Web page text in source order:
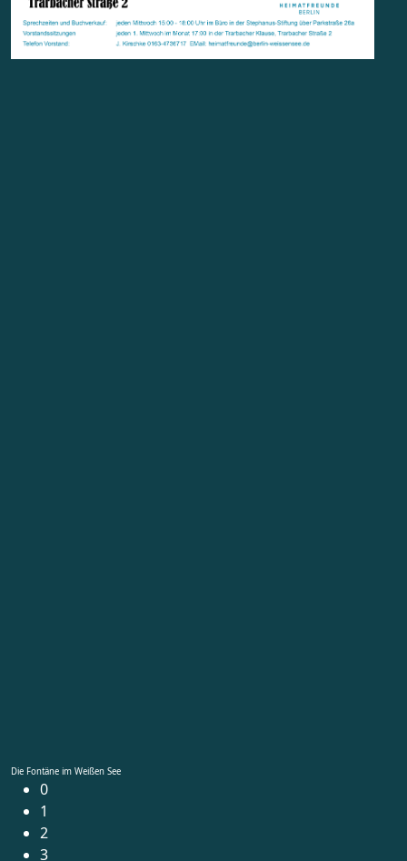
Die Fontäne im Weißen See
0
1
2
3